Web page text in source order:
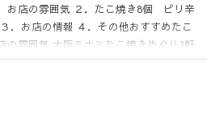
お店の雰囲気 ２．たこ焼き8個 ピリ辛
．お店の情報 ４．その他おすすめたこ
の雰囲気 大阪ミナミたこ焼きめぐり3軒